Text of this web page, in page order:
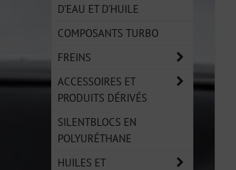
D'EAU ET D'HUILE
COMPOSANTS TURBO
FREINS
ACCESSOIRES ET
PRODUITS DÉRIVÉS
SILENTBLOCS EN
POLYURÉTHANE
HUILES ET